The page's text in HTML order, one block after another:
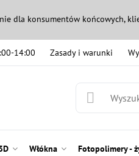
dla konsumentów końcowych,
14:00 Zasady i warunki
Włókna Fotopolimery -